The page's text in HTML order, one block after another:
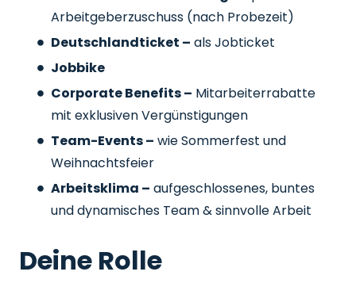
Arbeitgeberzuschuss (nach Probezeit)
Deutschlandticket – als Jobticket
Jobbike
Corporate Benefits – Mitarbeiterrabatte
mit exklusiven Vergünstigungen
Team-Events – wie Sommerfest und
Weihnachtsfeier
Arbeitsklima – aufgeschlossenes, buntes
und dynamisches Team & sinnvolle Arbeit
Deine Rolle